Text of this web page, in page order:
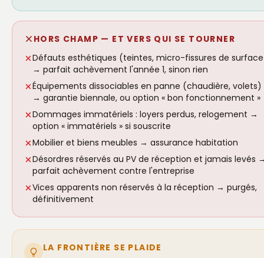
HORS CHAMP — ET VERS QUI SE TOURNER
Défauts esthétiques (teintes, micro-fissures de
→ parfait achèvement l'année 1, sinon rien
Équipements dissociables en panne (chaudière, volets)
→ garantie biennale, ou option « bon fonctionnement »
Dommages immatériels : loyers perdus, relogement →
option « immatériels » si souscrite
Mobilier et biens meubles → assurance habitation
Désordres réservés au PV de réception et jamais levés
parfait achèvement contre l'entreprise
Vices apparents non réservés à la réception → purgés,
définitivement
LA FRONTIÈRE SE PLAIDE